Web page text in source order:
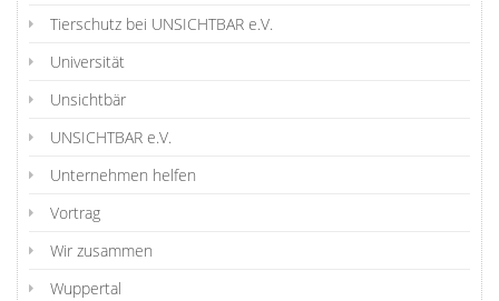
Tierschutz bei UNSICHTBAR e.V.
Universität
Unsichtbär
UNSICHTBAR e.V.
Unternehmen helfen
Vortrag
Wir zusammen
Wuppertal